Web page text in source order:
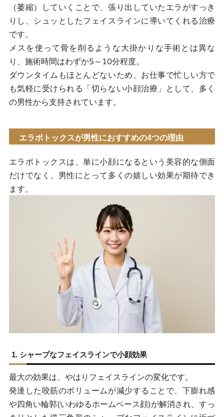
参考文献
（萎縮）していくことで、張り出していたエラがすっき
りし、シュッとしたフェイスラインに導いてくれる治療
です。
メスを使って骨を削るような大掛かりな手術とは異な
り、施術時間はわずか5～10分程度。
ダウンタイムもほとんどないため、お仕事で忙しい方で
も気軽に受けられる「切らない小顔治療」として、多く
の男性から支持されています。
エラボトックスが男性におすすめの4つの理由
エラボトックスは、単に小顔になるという美容的な側面
だけでなく、男性にとって多くの嬉しい効果が期待でき
ます。
1. シャープなフェイスラインで小顔効果
最大の効果は、やはりフェイスラインの変化です。
発達した咬筋のボリュームが減少することで、下膨れ感
や四角い輪郭(いわゆるホームベース顔)が解消され、すっ